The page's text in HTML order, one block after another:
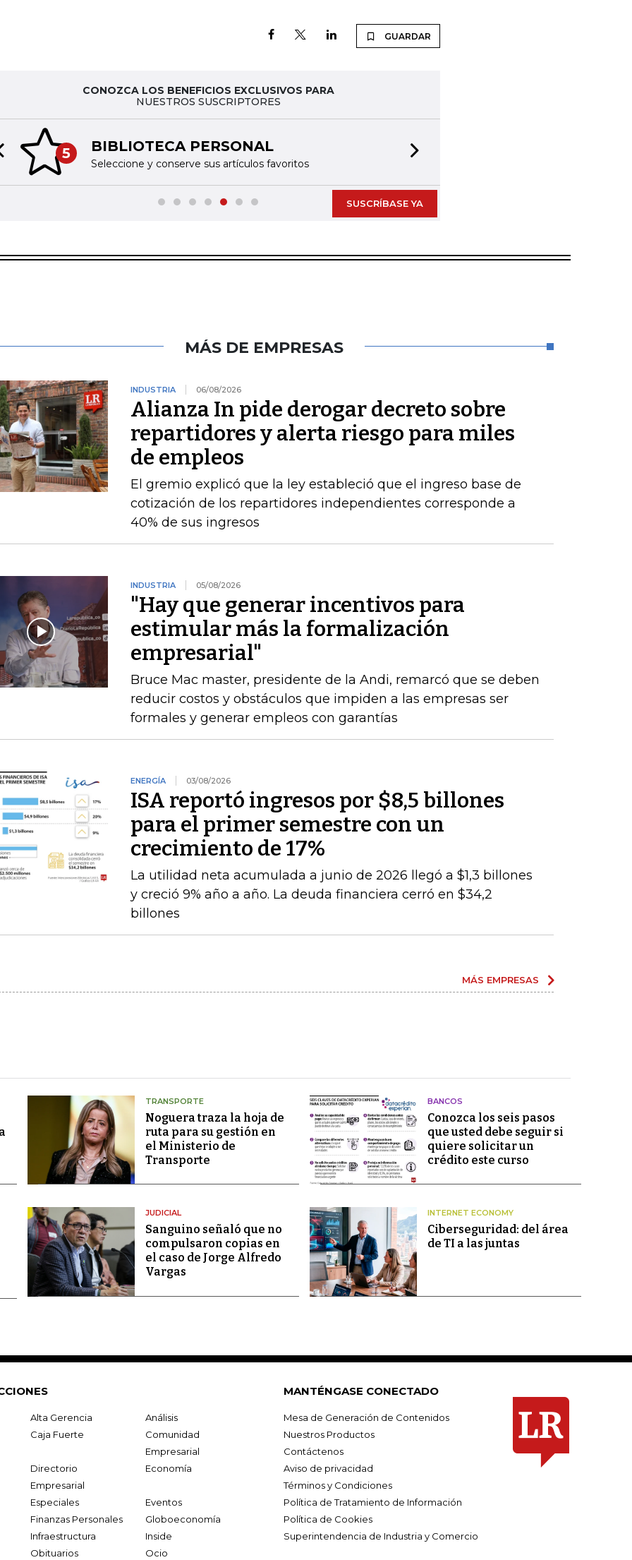
GUARDAR
CONOZCA LOS BENEFICIOS EXCLUSIVOS PARA
NUESTROS SUSCRIPTORES
5 BIBLIOTECA PERSONAL
Seleccione y conserve sus artículos favoritos
slide
SUSCRÍBASE YA
MÁS DE EMPRESAS
INDUSTRIA 06/08/2026
Alianza In pide derogar decreto sobre
repartidores y alerta riesgo para miles
de empleos
El gremio explicó que la ley estableció que el ingreso base de
cotización de los repartidores independientes corresponde a
40% de sus ingresos
INDUSTRIA 05/08/2026
"Hay que generar incentivos para
estimular más la formalización
empresarial"
Bruce Mac master, presidente de la Andi, remarcó que se deben
reducir costos y obstáculos que impiden a las empresas ser
formales y generar empleos con garantías
ENERGÍA 03/08/2026
ISA reportó ingresos por $8,5 billones
para el primer semestre con un
crecimiento de 17%
La utilidad neta acumulada a junio de 2026 llegó a $1,3 billones
y creció 9% año a año. La deuda financiera cerró en $34,2
billones
MÁS EMPRESAS
TRANSPORTE
Noguera traza la hoja de
ruta para su gestión en
el Ministerio de
Transporte
BANCOS
Conozca los seis pasos
que usted debe seguir si
quiere solicitar un
crédito este curso
JUDICIAL
Sanguino señaló que no
compulsaron copias en
el caso de Jorge Alfredo
Vargas
INTERNET ECONOMY
Ciberseguridad: del área
de TI a las juntas
Alta Gerencia
Análisis
Caja Fuerte
Comunidad
Empresarial
Directorio
Empresarial
Economía
Especiales
Eventos
Finanzas Personales
Globoeconomía
Infraestructura
Inside
Obituarios
Ocio
MANTÉNGASE CONECTADO
Mesa de Generación de Contenidos
Nuestros Productos
Contáctenos
Aviso de privacidad
Términos y Condiciones
Política de Tratamiento de Información
Política de Cookies
Superintendencia de Industria y Comercio